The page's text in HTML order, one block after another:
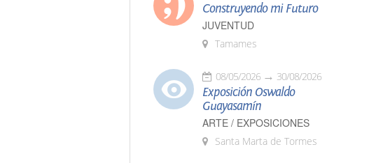
Construyendo mi Futuro
JUVENTUD
Tamames
08/05/2026 30/08/2026
Exposición Oswaldo
Guayasamín
ARTE / EXPOSICIONES
Santa Marta de Tormes